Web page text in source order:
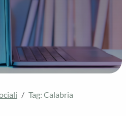
Tag: Calabria